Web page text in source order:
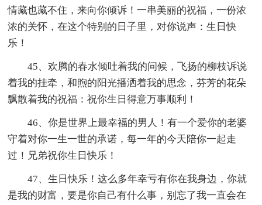
情藏也藏不住，来向你倾诉！一串美丽的祝福，一份浓
浓的关怀，在这个特别的日子里，对你说声：生日快
乐！
45、欢腾的春水倾吐着我的问候，飞扬的柳枝诉说
着我的挂牵，和煦的阳光播洒着我的思念，芬芳的花朵
飘散着我的祝福：祝你生日得意万事顺利！
46、你是世界上最幸福的男人！有一个爱你的老婆
守着对你一生一世的承诺，每一年的今天陪你一起走
过！兄弟祝你生日快乐！
47、生日快乐！这么多年幸亏有你在我身边，你就
是我的财富，要是你自己有什么事，别忘了我一直会在